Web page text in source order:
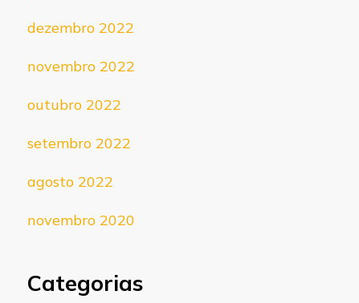
dezembro 2022
novembro 2022
outubro 2022
setembro 2022
agosto 2022
novembro 2020
Categorias